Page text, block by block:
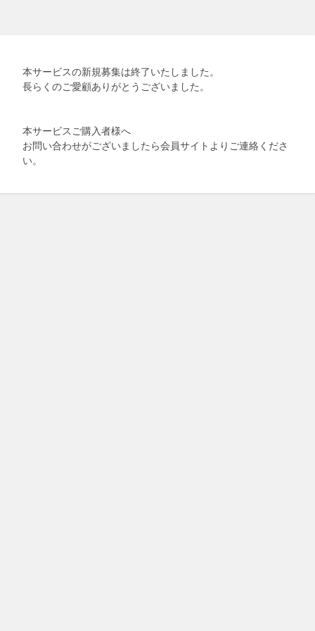
本サービスの新規募集は終了いたしました。
長らくのご愛顧ありがとうございました。
本サービスご購入者様へ
お問い合わせがございましたら会員サイトよりご連絡くださ
い。